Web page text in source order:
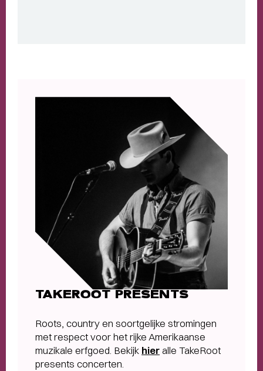
TAKEROOT PRESENTS
Roots, country en soortgelijke stromingen
met respect voor het rijke Amerikaanse
muzikale erfgoed. Bekijk hieralle TakeRoot
presents concerten.